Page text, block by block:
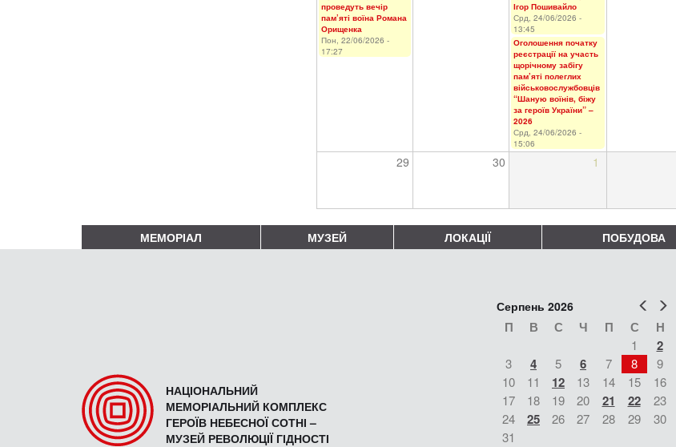
проведуть вечір
пам’яті воїна Романа
Орищенка
Пон, 22/06/2026 -
17:27
Ігор Пошивайло
Срд, 24/06/2026 -
13:45
Оголошення початку
реєстрації на участь
щорічному забігу
пам’яті полеглих
військовослужбовців
“Шаную воїнів, біжу
за героїв України” –
2026
Срд, 24/06/2026 -
15:06
29 30 1
МЕМОРІАЛ МУЗЕЙ ЛОКАЦІЇ ПОБУДОВА
НАЦІОНАЛЬНИЙ
МЕМОРІАЛЬНИЙ КОМПЛЕКС
ГЕРОЇВ НЕБЕСНОЇ СОТНІ –
МУЗЕЙ РЕВОЛЮЦІЇ ГІДНОСТІ
Попер
Серпень 2026
П В С Ч П С Н
1 2
3 4 5 6 7 8
9
10
11 12 13 14 15
16
17
18 19 20 21 22
23
24
25 26 27 28 29
30
31